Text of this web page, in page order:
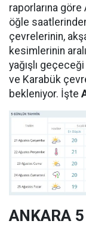
raporlarına
öğle
çevrelerinin,
kesimlerinin
yağışlı
ve Karabük
bekleniyor. İşte
ANKARA